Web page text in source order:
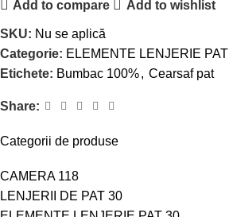
Categorii de produse
CAMERA 118
LENJERII DE PAT 30
Add to compare Add to wishlist
SKU: Nu se aplică
Categorie: ELEMENTE LENJERIE PAT
Etichete: Bumbac 100%, Cearsaf pat
Share: